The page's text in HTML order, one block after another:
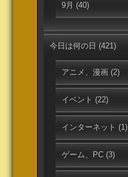
9月 (40)
今日は何の日 (421)
アニメ、漫画 (2)
イベント (22)
インターネット (1)
ゲーム、PC (3)